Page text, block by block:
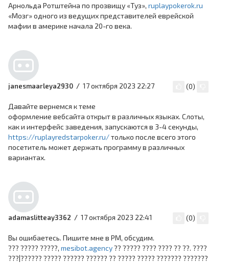
Арнольда Ротштейна по прозвищу «Туз», ruplaypokerok.ru
«Мозг» одного из ведущих представителей еврейской
мафии в америке начала 20-го века.
janesmaarleya2930 17 октября 2023 22:27 (0)
Давайте вернемся к теме
оформление вебсайта открыт в различных языках. Слоты,
как и интерфейс заведения, запускаются в 3-4 секунды,
https://ruplayredstarpoker.ru/только после всего этого
посетитель может держать программу в различных
вариантах.
adamaslitteay3362 17 октября 2023 22:41 (0)
Вы ошибаетесь. Пишите мне в PM, обсудим.
??? ????? ?????, mesibot.agency?? ????? ???? ???? ?? ??. ????
???|?????? ????? ?????? ?????? ?? ????? ????? ??????? ???????